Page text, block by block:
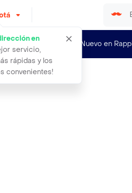
en
servicio,
rápidas y los
convenientes!
¿Nuevo en
que saber sobre ps